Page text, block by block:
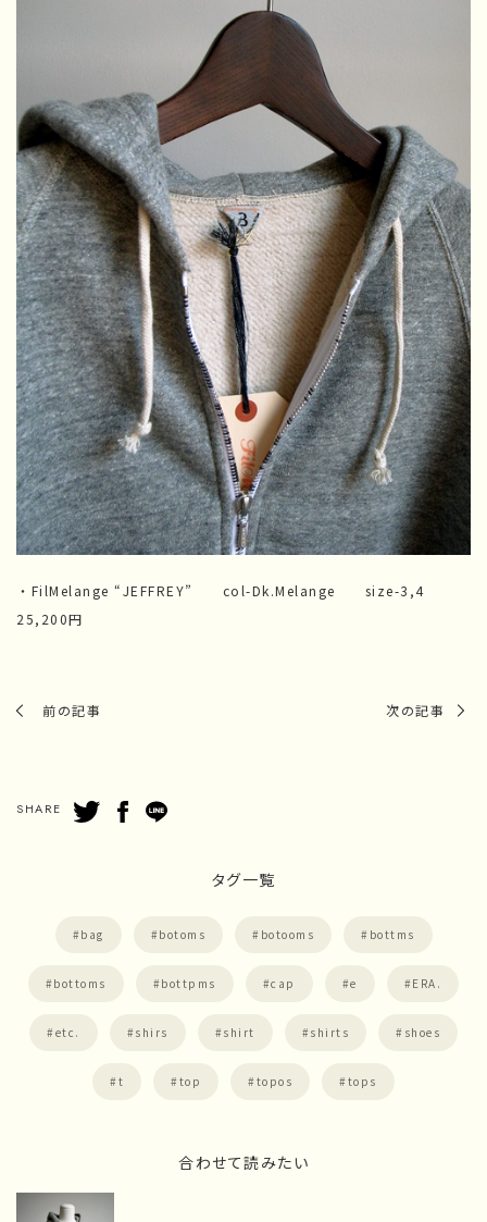
・FilMelange “JEFFREY” col-Dk.Melange size-3,4
25,200円
前の記事 次の記事
SHARE
タグ一覧
bag botoms botooms bottms
bottoms bottpms cap e ERA.
etc. shirs shirt shirts shoes
t top topos tops
合わせて読みたい